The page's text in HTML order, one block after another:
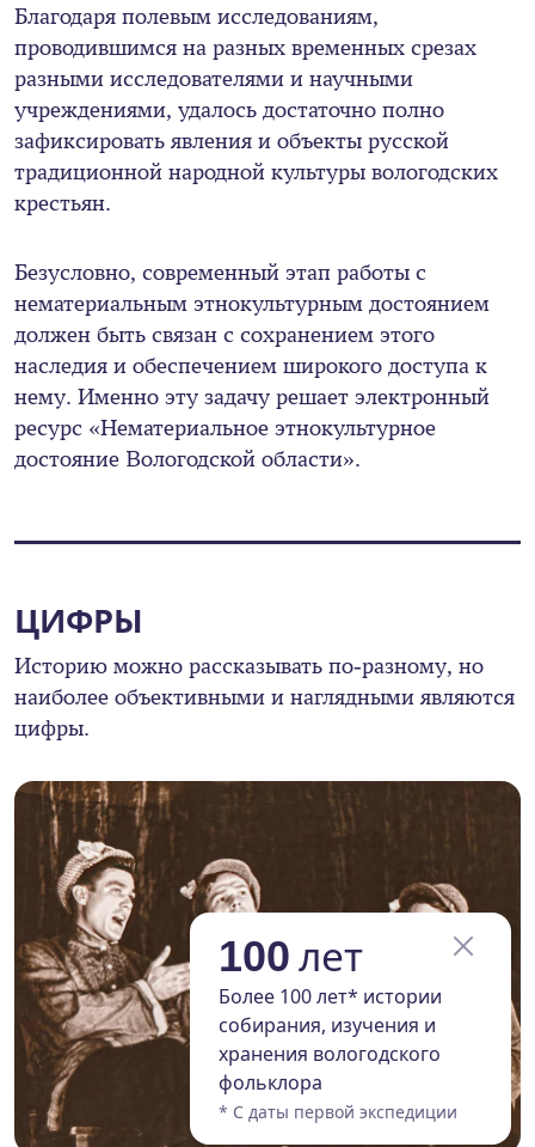
Благодаря полевым исследованиям,
проводившимся на разных временных срезах
разными исследователями и научными
учреждениями, удалось достаточно полно
зафиксировать явления и объекты русской
традиционной народной культуры вологодских
крестьян.
Безусловно, современный этап работы с
нематериальным этнокультурным достоянием
должен быть связан с сохранением этого
наследия и обеспечением широкого доступа к
нему. Именно эту задачу решает электронный
ресурс «Нематериальное этнокультурное
достояние Вологодской области».
ЦИФРЫ
Историю можно рассказывать по-разному, но
наиболее объективными и наглядными являются
цифры.
100лет
Более 100 лет* истории
собирания, изучения и
хранения вологодского
фольклора
* С даты первой экспедиции